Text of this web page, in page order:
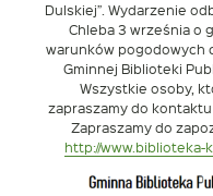
Dulskiej”. Wydarzenie
Chleba 3 września o
warunków pogodowych
Gminnej Biblioteki
Wszystkie osoby,
zapraszamy do kontaktu
Zapraszamy do
http://www.biblioteka-